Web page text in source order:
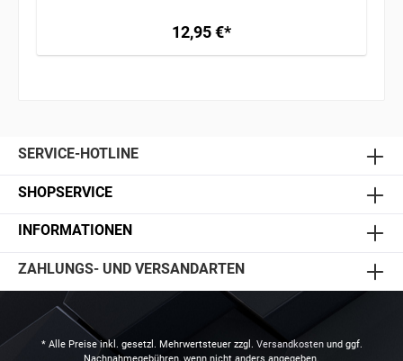
12,95 €*
SERVICE-HOTLINE
SHOPSERVICE
INFORMATIONEN
ZAHLUNGS- UND VERSANDARTEN
* Alle Preise inkl. gesetzl. Mehrwertsteuer zzgl. Versandkostenund ggf.